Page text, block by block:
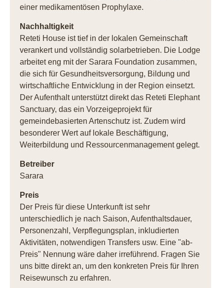
einer medikamentösen Prophylaxe.
Nachhaltigkeit
Reteti House ist tief in der lokalen Gemeinschaft
verankert und vollständig solarbetrieben. Die Lodge
arbeitet eng mit der Sarara Foundation zusammen,
die sich für Gesundheitsversorgung, Bildung und
wirtschaftliche Entwicklung in der Region einsetzt.
Der Aufenthalt unterstützt direkt das Reteti Elephant
Sanctuary, das ein Vorzeigeprojekt für
gemeindebasierten Artenschutz ist. Zudem wird
besonderer Wert auf lokale Beschäftigung,
Weiterbildung und Ressourcenmanagement gelegt.
Betreiber
Sarara
Preis
Der Preis für diese Unterkunft ist sehr
unterschiedlich je nach Saison, Aufenthaltsdauer,
Personenzahl, Verpflegungsplan, inkludierten
Aktivitäten, notwendigen Transfers usw. Eine "ab-
Preis" Nennung wäre daher irreführend. Fragen Sie
uns bitte direkt an, um den konkreten Preis für Ihren
Reisewunsch zu erfahren.